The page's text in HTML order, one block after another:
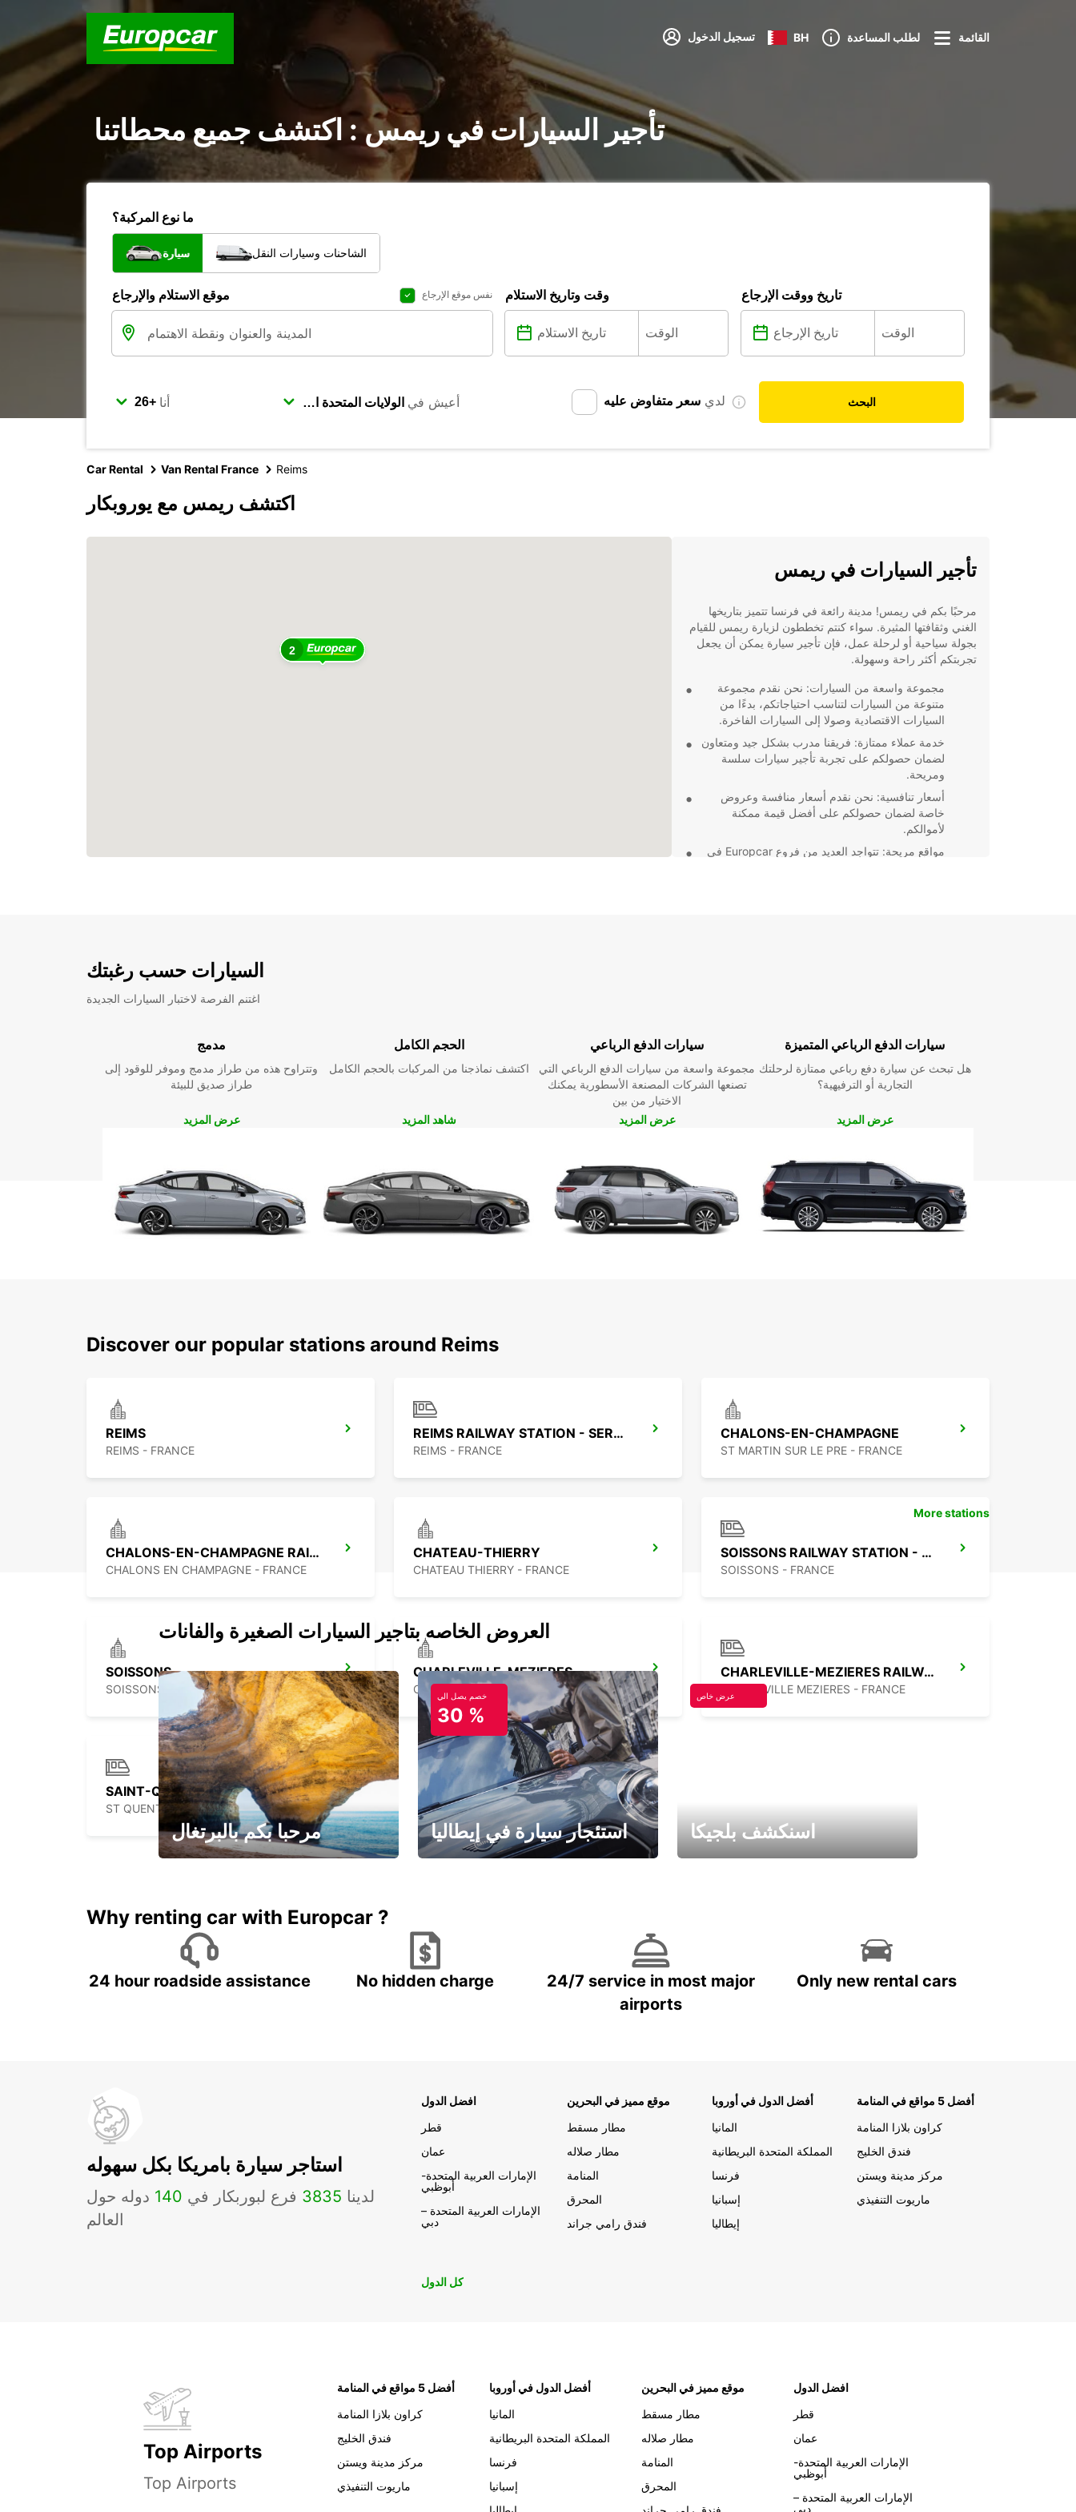
تسجيل الدخول BH لطلب المساعدة القائمة
تأجير السيارات في ريمس : اكتشف جميع محطاتنا
ما نوع المركبة؟
سيارة الشاحنات وسيارات النقل
موقع الاستلام والإرجاع نفس موقع الإرجاع وقت وتاريخ الاستلام تاريخ ووقت الإرجاع
أنا أعيش في لدي سعر متفاوض عليه البحث
Car Rental Van Rental France Reims
اكتشف ريمس مع يوروبكار
2
تأجير السيارات في ريمس
مرحبًا بكم في ريمس! مدينة رائعة في فرنسا تتميز بتاريخها
الغني وثقافتها المثيرة. سواء كنتم تخططون لزيارة ريمس للقيام
بجولة سياحية أو لرحلة عمل، فإن تأجير سيارة يمكن أن يجعل
تجربتكم أكثر راحة وسهولة.
مجموعة واسعة من السيارات: نحن نقدم مجموعة
متنوعة من السيارات لتناسب احتياجاتكم، بدءًا من
السيارات الاقتصادية وصولا إلى السيارات الفاخرة.
خدمة عملاء ممتازة: فريقنا مدرب بشكل جيد ومتعاون
لضمان حصولكم على تجربة تأجير سيارات سلسة
ومريحة.
أسعار تنافسية: نحن نقدم أسعار منافسة وعروض
خاصة لضمان حصولكم على أفضل قيمة ممكنة
لأموالكم.
مواقع مريحة: تتواجد العديد من فروع Europcar في
السيارات حسب رغبتك
اغتنم الفرصة لاختبار السيارات الجديدة
مدمج
وتتراوح هذه من طراز مدمج وموفر للوقود إلى
طراز صديق للبيئة
عرض المزيد
الحجم الكامل
اكتشف نماذجنا من المركبات بالحجم الكامل
شاهد المزيد
سيارات الدفع الرباعي
مجموعة واسعة من سيارات الدفع الرباعي التي
تصنعها الشركات المصنعة الأسطورية يمكنك
الاختيار من بين
عرض المزيد
سيارات الدفع الرباعي المتميزة
هل تبحث عن سيارة دفع رباعي ممتازة لرحلتك
التجارية أو الترفيهية؟
عرض المزيد
Discover our popular stations around Reims
REIMS
REIMS - FRANCE
REIMS RAILWAY STATION - SERVICE POINT
REIMS - FRANCE
CHALONS-EN-CHAMPAGNE
ST MARTIN SUR LE PRE - FRANCE
CHALONS-EN-CHAMPAGNE RAILWAY STATION - SERVICE POINT
CHALONS EN CHAMPAGNE - FRANCE
CHATEAU-THIERRY
CHATEAU THIERRY - FRANCE
SOISSONS RAILWAY STATION - SERVICE POINT
SOISSONS - FRANCE
SOISSONS
SOISSONS - FRANCE
CHARLEVILLE-MEZIERES
CHARLEVILLE MEZIERES - FRANCE
CHARLEVILLE-MEZIERES RAILWAY STATION - SERVICE POINT
CHARLEVILLE MEZIERES - FRANCE
SAINT-QUENTIN RAILWAY STATION - SERVICE POINT
ST QUENTIN - FRANCE
More stations
العروض الخاصه بتاجير السيارات الصغيرة والفانات
مرحبا بكم بالبرتغال
خصم يصل الي
30 %
استئجار سيارة في إيطاليا
عرض خاص
اسنكشف بلجيكا
Why renting car with Europcar ?
24 hour roadside assistance No hidden charge
24/7 service in most major
airports
Only new rental cars
استاجر سيارة بامريكا بكل سهوله
لدينا 3835 فرع لبوربكار في 140 دوله حول
العالم
افضل الدول
قطر
عمان
الإمارات العربية المتحدة-
أبوظبي
الإمارات العربية المتحدة –
دبي
موقع مميز في البحرين
مطار مسقط
مطار صلاله
المنامة
المحرق
فندق رامي جراند
أفضل الدول في أوروبا
المانيا
المملكة المتحدة البريطانية
فرنسا
إسبانيا
إيطاليا
أفضل 5 مواقع في المنامة
كراون بلازا المنامة
فندق الخليج
مركز مدينة ويستن
ماريوت التنفيذي
كل الدول
Top Airports
Top Airports
أفضل 5 مواقع في المنامة
كراون بلازا المنامة
فندق الخليج
مركز مدينة ويستن
ماريوت التنفيذي
أفضل الدول في أوروبا
المانيا
المملكة المتحدة البريطانية
فرنسا
إسبانيا
موقع مميز في البحرين
مطار مسقط
مطار صلاله
المنامة
المحرق
افضل الدول
قطر
عمان
الإمارات العربية المتحدة-
أبوظبي
الإمارات العربية المتحدة –
دبي